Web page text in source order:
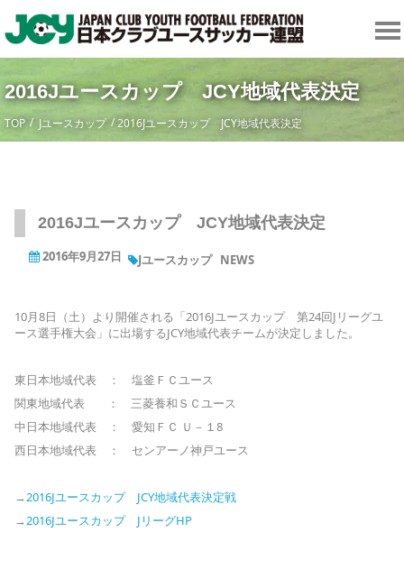
2016Jユースカップ JCY地域代表決定
TOP Jユースカップ 2016Jユースカップ JCY地域代表決定
2016Jユースカップ JCY地域代表決定
2016年9月27日 Jユースカップ NEWS
10月8日（土）より開催される「2016Jユースカップ 第24回Jリーグユ
ース選手権大会」に出場するJCY地域代表チームが決定しました。
東日本地域代表 ： 塩釜ＦＣユース
関東地域代表 ： 三菱養和ＳＣユース
中日本地域代表 ： 愛知ＦＣ Ｕ－１8
西日本地域代表 ： センアーノ神戸ユース
→2016Jユースカップ JCY地域代表決定戦
→2016Jユースカップ JリーグHP